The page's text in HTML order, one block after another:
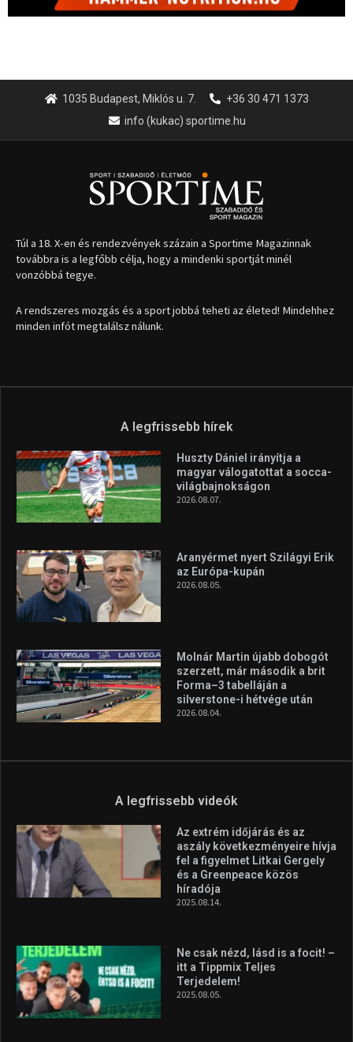
1035 Budapest, Miklós u. 7.
+36 30 471 1373
info (kukac) sportime.hu
Túl a 18. X-en és rendezvények százain a Sportime Magazinnak
továbbra is a legfőbb célja, hogy a mindenki sportját minél
vonzóbbá tegye.
A rendszeres mozgás és a sport jobbá teheti az életed! Mindehhez
minden infót megtalálsz nálunk.
A legfrissebb hírek
Huszty Dániel irányítja a
magyar válogatottat a socca-
világbajnokságon
2026.08.07.
Aranyérmet nyert Szilágyi Erik
az Európa-kupán
2026.08.05.
Molnár Martin újabb dobogót
szerzett, már második a brit
Forma–3 tabelláján a
silverstone-i hétvége után
2026.08.04.
A legfrissebb videók
Az extrém időjárás és az
aszály következményeire hívja
fel a figyelmet Litkai Gergely
és a Greenpeace közös
híradója
2025.08.14.
Ne csak nézd, lásd is a focit! –
itt a Tippmix Teljes
Terjedelem!
2025.08.05.